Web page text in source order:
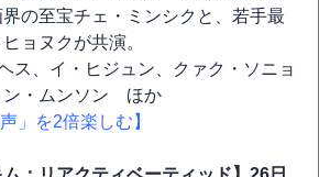
の至宝チェ・ミンシクと、若手最
ョヌクが共演。
ス、イ・ヒジュン、クァク・ソニョ
ン・ムンソン ほか
」を2倍楽しむ】